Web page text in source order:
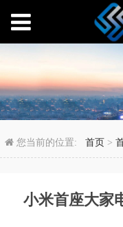
小米首
您当前的位置:首页 >
小米首座大家